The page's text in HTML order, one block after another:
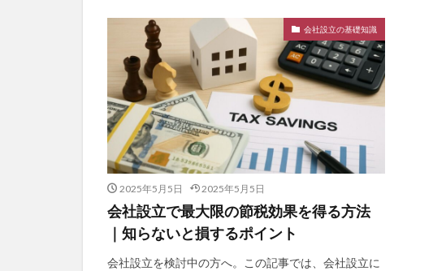
会社設立の基礎知識
2025年5月5日 2025年5月5日
会社設立で最大限の節税効果を得る方法
｜知らないと損するポイント
会社設立を検討中の方へ。この記事では、会社設立に